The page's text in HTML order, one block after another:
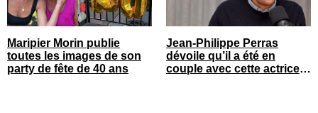
Maripier Morin publie
toutes les images de son
party de fête de 40 ans
Jean-Philippe Perras
dévoile qu’il a été en
couple avec cette actrice